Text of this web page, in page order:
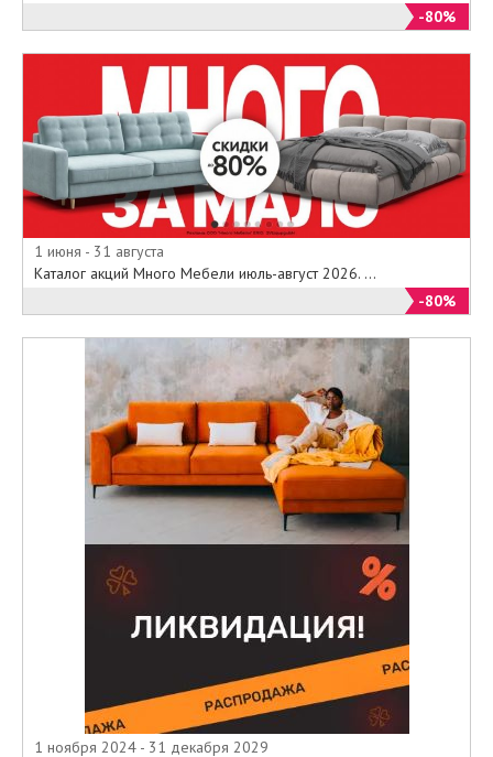
-80%
1 июня - 31 августа
Каталог акций Много Мебели июль-август 2026. ...
-80%
1 ноября 2024 - 31 декабря 2029